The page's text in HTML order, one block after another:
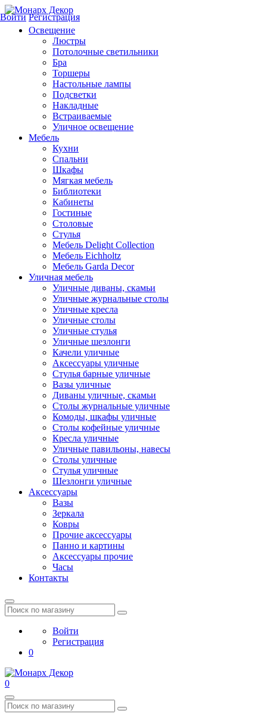
Освещение
Люстры
Потолочные светильники
Бра
Торшеры
Настольные лампы
Подсветки
Накладные
Встраиваемые
Уличное освещение
Мебель
Кухни
Спальни
Шкафы
Мягкая мебель
Библиотеки
Кабинеты
Гостиные
Столовые
Стулья
Мебель Delight Collection
Мебель Eichholtz
Мебель Garda Decor
Уличная мебель
Уличные диваны, скамьи
Уличные журнальные столы
Уличные кресла
Уличные столы
Уличные стулья
Уличные шезлонги
Качели уличные
Аксессуары уличные
Стулья барные уличные
Вазы уличные
Диваны уличные, скамьи
Столы журнальные уличные
Комоды, шкафы уличные
Столы кофейные уличные
Кресла уличные
Уличные павильоны, навесы
Столы уличные
Стулья уличные
Шезлонги уличные
Аксессуары
Вазы
Зеркала
Ковры
Прочие аксессуары
Панно и картины
Аксессуары прочие
Часы
Контакты
Войти
Регистрация
0
0
Войти Регистрация